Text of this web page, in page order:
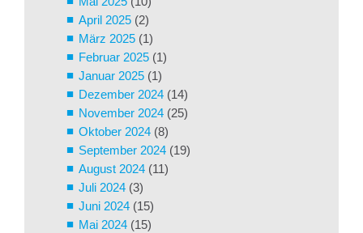
April 2025 (2)
März 2025 (1)
Februar 2025 (1)
Januar 2025 (1)
Dezember 2024 (14)
November 2024 (25)
Oktober 2024 (8)
September 2024 (19)
August 2024 (11)
Juli 2024 (3)
Juni 2024 (15)
Mai 2024 (15)